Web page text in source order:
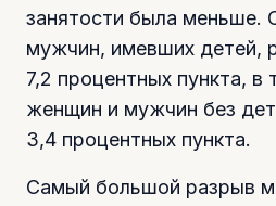
занятости была меньше.
мужчин, имевших детей,
7,2 процентных пункта, в
женщин и мужчин без
3,4 процентных пункта.
Самый большой разрыв